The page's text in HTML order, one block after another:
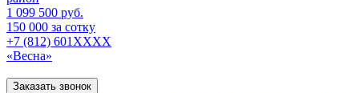
1 099 500 руб.
150 000 за сотку
+7 (812) 601XXXX
«Весна»
Заказать звонок